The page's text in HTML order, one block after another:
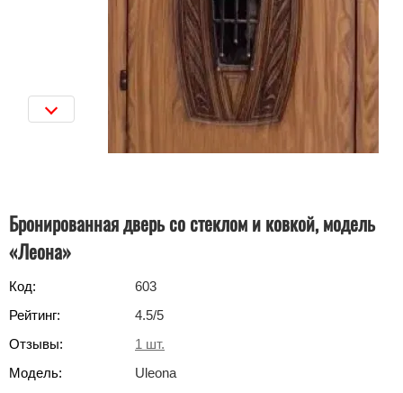
Бронированная дверь со стеклом и ковкой, модель
«Леона»
Код:
603
Рейтинг:
4.5/5
Отзывы:
1 шт.
Модель:
Uleona